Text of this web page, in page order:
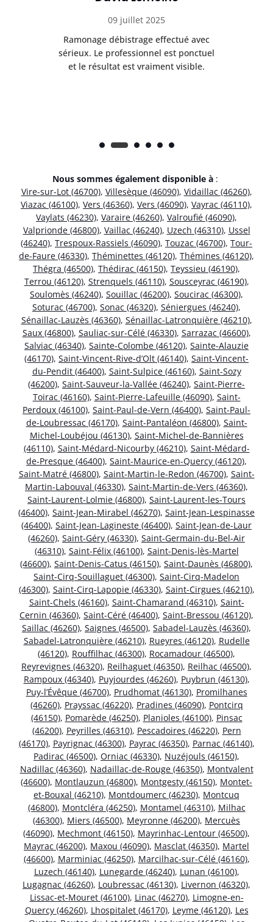
09 juillet 2025
Ramonage débistrage effectué avec
sérieux. Le professionnel est ponctuel
et le résultat est vraiment visible.
Nous sommes également disponible à :
Vire-sur-Lot (46700), Villesèque (46090), Vidaillac (46260),
Viazac (46100), Vers (46360), Vers (46090), Vayrac (46110),
Vaylats (46230), Varaire (46260), Valroufié (46090),
Valprionde (46800), Vaillac (46240), Uzech (46310), Ussel
(46240), Trespoux-Rassiels (46090), Touzac (46700), Tour-
de-Faure (46330), Théminettes (46120), Thémines (46120),
Thégra (46500), Thédirac (46150), Teyssieu (46190),
Terrou (46120), Strenquels (46110), Sousceyrac (46190),
Soulomès (46240), Souillac (46200), Soucirac (46300),
Soturac (46700), Sonac (46320), Séniergues (46240),
Sénaillac-Lauzès (46360), Sénaillac-Latronquière (46210),
Saux (46800), Sauliac-sur-Célé (46330), Sarrazac (46600),
Salviac (46340), Sainte-Colombe (46120), Sainte-Alauzie
(46170), Saint-Vincent-Rive-d’Olt (46140), Saint-Vincent-
du-Pendit (46400), Saint-Sulpice (46160), Saint-Sozy
(46200), Saint-Sauveur-la-Vallée (46240), Saint-Pierre-
Toirac (46160), Saint-Pierre-Lafeuille (46090), Saint-
Perdoux (46100), Saint-Paul-de-Vern (46400), Saint-Paul-
de-Loubressac (46170), Saint-Pantaléon (46800), Saint-
Michel-Loubéjou (46130), Saint-Michel-de-Bannières
(46110), Saint-Médard-Nicourby (46210), Saint-Médard-
de-Presque (46400), Saint-Maurice-en-Quercy (46120),
Saint-Matré (46800), Saint-Martin-le-Redon (46700), Saint-
Martin-Labouval (46330), Saint-Martin-de-Vers (46360),
Saint-Laurent-Lolmie (46800), Saint-Laurent-les-Tours
(46400), Saint-Jean-Mirabel (46270), Saint-Jean-Lespinasse
(46400), Saint-Jean-Lagineste (46400), Saint-Jean-de-Laur
(46260), Saint-Géry (46330), Saint-Germain-du-Bel-Air
(46310), Saint-Félix (46100), Saint-Denis-lès-Martel
(46600), Saint-Denis-Catus (46150), Saint-Daunès (46800),
Saint-Cirq-Souillaguet (46300), Saint-Cirq-Madelon
(46300), Saint-Cirq-Lapopie (46330), Saint-Cirgues (46210),
Saint-Chels (46160), Saint-Chamarand (46310), Saint-
Cernin (46360), Saint-Céré (46400), Saint-Bressou (46120),
Saillac (46260), Saignes (46500), Sabadel-Lauzès (46360),
Sabadel-Latronquière (46210), Rueyres (46120), Rudelle
(46120), Rouffilhac (46300), Rocamadour (46500),
Reyrevignes (46320), Reilhaguet (46350), Reilhac (46500),
Rampoux (46340), Puyjourdes (46260), Puybrun (46130),
Puy-l’Évêque (46700), Prudhomat (46130), Promilhanes
(46260), Prayssac (46220), Pradines (46090), Pontcirq
(46150), Pomarède (46250), Planioles (46100), Pinsac
(46200), Peyrilles (46310), Pescadoires (46220), Pern
(46170), Payrignac (46300), Payrac (46350), Parnac (46140),
Padirac (46500), Orniac (46330), Nuzéjouls (46150),
Nadillac (46360), Nadaillac-de-Rouge (46350), Montvalent
(46600), Montlauzun (46800), Montgesty (46150), Montet-
et-Bouxal (46210), Montdoumerc (46230), Montcuq
(46800), Montcléra (46250), Montamel (46310), Milhac
(46300), Miers (46500), Meyronne (46200), Mercuès
(46090), Mechmont (46150), Mayrinhac-Lentour (46500),
Mayrac (46200), Maxou (46090), Masclat (46350), Martel
(46600), Marminiac (46250), Marcilhac-sur-Célé (46160),
Luzech (46140), Lunegarde (46240), Lunan (46100),
Lugagnac (46260), Loubressac (46130), Livernon (46320),
Lissac-et-Mouret (46100), Linac (46270), Limogne-en-
Quercy (46260), Lhospitalet (46170), Leyme (46120), Les